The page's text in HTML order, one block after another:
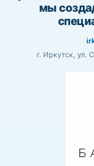
мы
г. Иркутск, ул.